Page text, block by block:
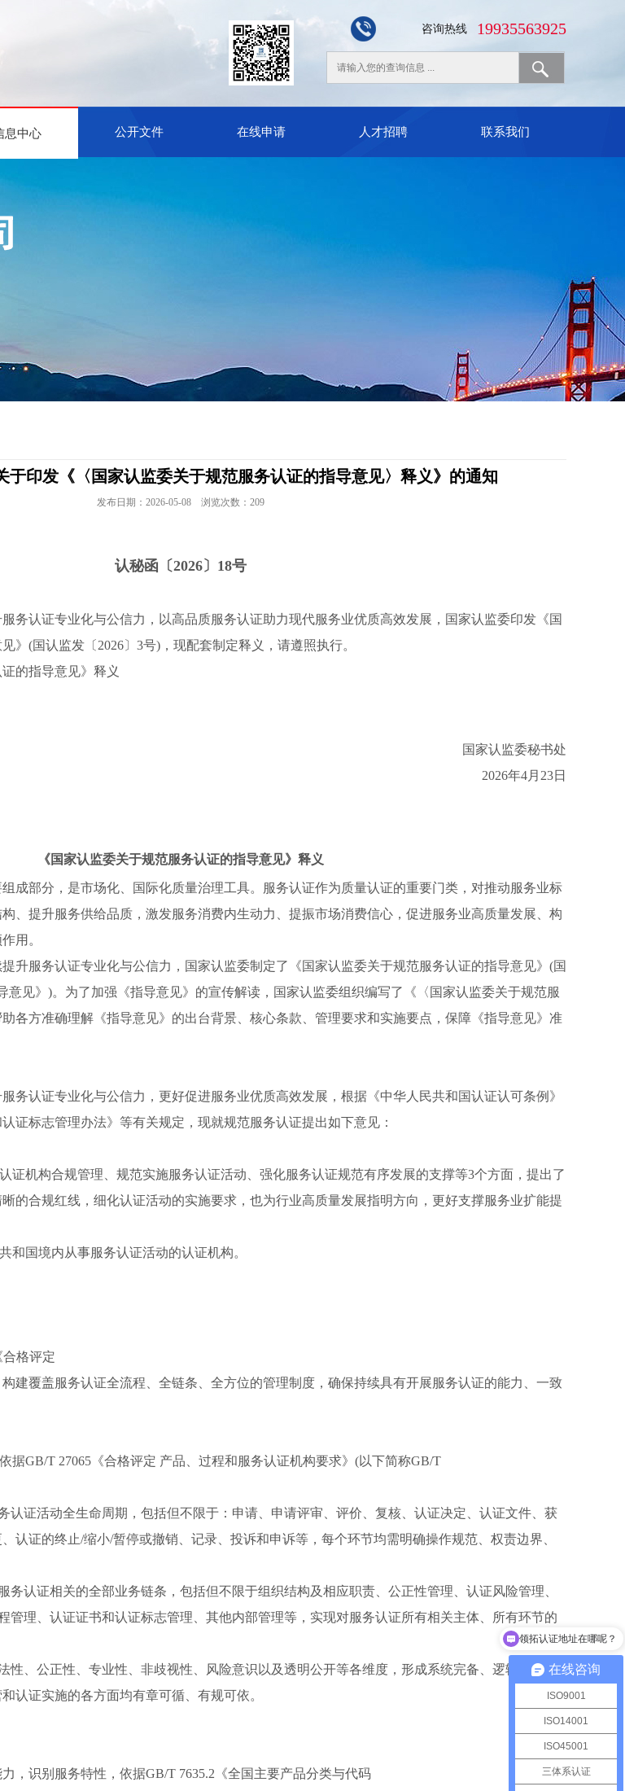
咨询热线 19935563925
息中心 公开文件 在线申请 人才招聘 联系我们
于印发《〈国家认监委关于规范服务认证的指导意见〉释义》的通知
发布日期：2026-05-08 浏览次数：209
认秘函〔2026〕18号
务认证专业化与公信力，以高品质服务认证助力现代服务业优质高效发展，国家认监委印发《国
》(国认监发〔2026〕3号)，现配套制定释义，请遵照执行。
的指导意见》释义
国家认监委秘书处
2026年4月23日
《国家认监委关于规范服务认证的指导意见》释义
成部分，是市场化、国际化质量治理工具。服务认证作为质量认证的重要门类，对推动服务业标
、提升服务供给品质，激发服务消费内生动力、提振市场消费信心，促进服务业高质量发展、构
用。
升服务认证专业化与公信力，国家认监委制定了《国家认监委关于规范服务认证的指导意见》(国
意见》)。为了加强《指导意见》的宣传解读，国家认监委组织编写了《〈国家认监委关于规范服
各方准确理解《指导意见》的出台背景、核心条款、管理要求和实施要点，保障《指导意见》准
务认证专业化与公信力，更好促进服务业优质高效发展，根据《中华人民共和国认证认可条例》
证标志管理办法》等有关规定，现就规范服务认证提出如下意见：
证机构合规管理、规范实施服务认证活动、强化服务认证规范有序发展的支撑等3个方面，提出了
的合规红线，细化认证活动的实施要求，也为行业高质量发展指明方向，更好支撑服务业扩能提
和国境内从事服务认证活动的认证机构。
合格评定
建覆盖服务认证全流程、全链条、全方位的管理制度，确保持续具有开展服务认证的能力、一致
据GB/T 27065《合格评定 产品、过程和服务认证机构要求》(以下简称GB/T
认证活动全生命周期，包括但不限于：申请、申请评审、评价、复核、认证决定、认证文件、获
认证的终止/缩小/暂停或撤销、记录、投诉和申诉等，每个环节均需明确操作规范、权责边界、
务认证相关的全部业务链条，包括但不限于组织结构及相应职责、公正性管理、认证风险管理、
管理、认证证书和认证标志管理、其他内部管理等，实现对服务认证所有相关主体、所有环节的
性、公正性、专业性、非歧视性、风险意识以及透明公开等各维度，形成系统完备、逻辑闭环、
认证实施的各方面均有章可循、有规可依。
，识别服务特性，依据GB/T 7635.2《全国主要产品分类与代码
在线咨询
ISO9001
ISO14001
ISO45001
三体系认证
查询证书的有效性？